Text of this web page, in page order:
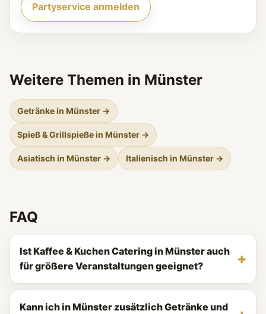
Partyservice anmelden
Weitere Themen in Münster
Getränke in Münster →
Spieß & Grillspieße in Münster →
Asiatisch in Münster → Italienisch in Münster →
FAQ
Ist Kaffee & Kuchen Catering in Münster auch
für größere Veranstaltungen geeignet?
Kann ich in Münster zusätzlich Getränke und